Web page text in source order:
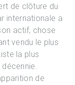
de clôture du
internationale a
actif, chose
vendu le plus
la plus
de